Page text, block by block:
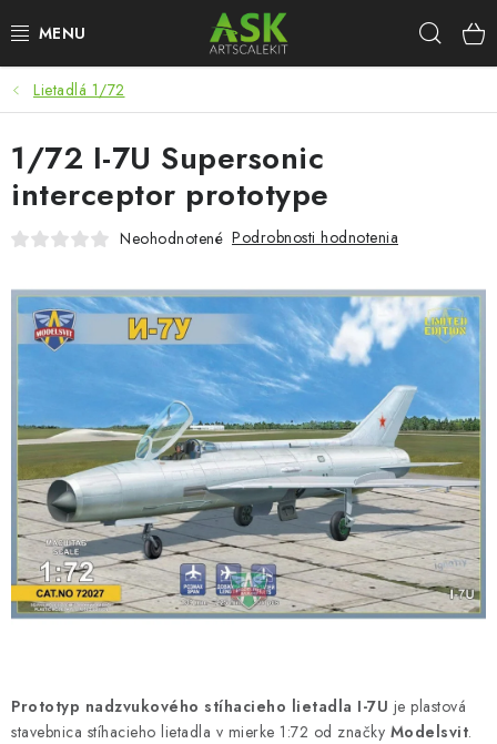
na
BLOG
SUMMER DAYS
WARHAMMER
NOVINKY
PLASTOVÉ MODELY
PRÍSLUŠENSTVO
FARBY & POMÔCKY
PUBLIKÁCIE
SKY RIDERS COFFEE
PREDÁVANÉ ZNAČKY
Lietadlá 1/72
Prototyp nadzvukového stíhacieho lietadla I-7U je plastová
stavebnica stíhacieho lietadla v mierke 1:72 od značky Modelsvit.
1/72 I-7U Supersonic
interceptor prototype
Neohodnotené Podrobnosti hodnotenia